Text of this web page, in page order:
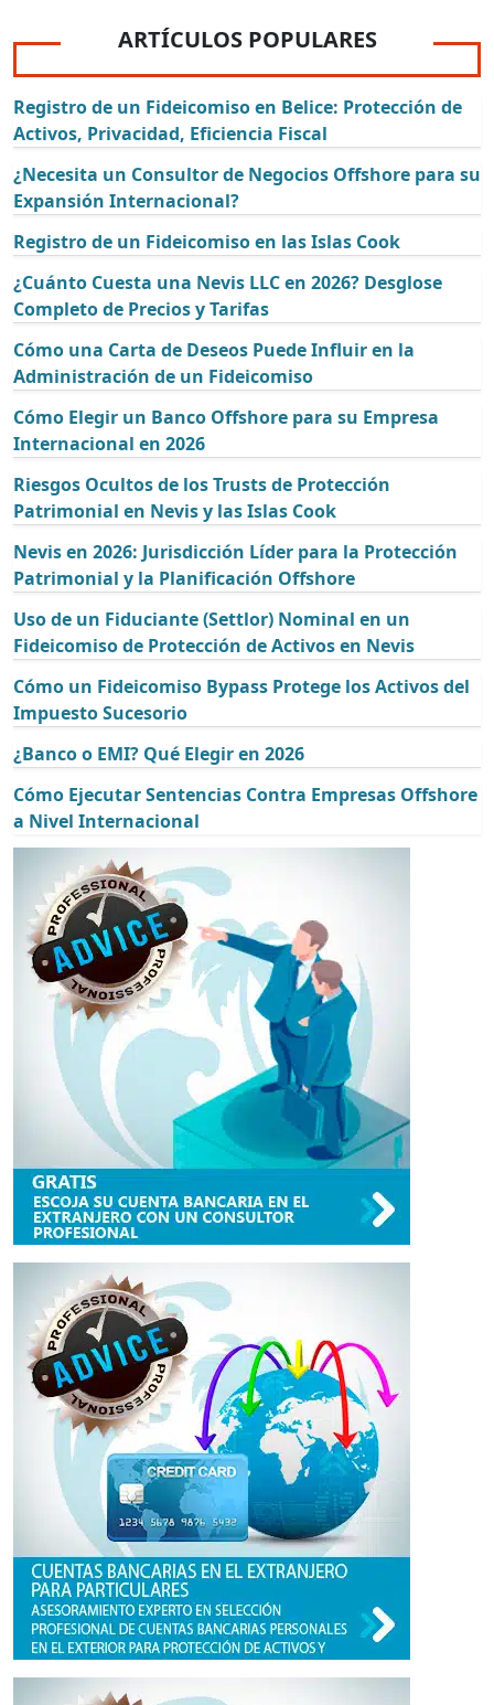
ARTÍCULOS POPULARES
Registro de un Fideicomiso en Belice: Protección de
Activos, Privacidad, Eficiencia Fiscal
¿Necesita un Consultor de Negocios Offshore para su
Expansión Internacional?
Registro de un Fideicomiso en las Islas Cook
¿Cuánto Cuesta una Nevis LLC en 2026? Desglose
Completo de Precios y Tarifas
Cómo una Carta de Deseos Puede Influir en la
Administración de un Fideicomiso
Cómo Elegir un Banco Offshore para su Empresa
Internacional en 2026
Riesgos Ocultos de los Trusts de Protección
Patrimonial en Nevis y las Islas Cook
Nevis en 2026: Jurisdicción Líder para la Protección
Patrimonial y la Planificación Offshore
Uso de un Fiduciante (Settlor) Nominal en un
Fideicomiso de Protección de Activos en Nevis
Cómo un Fideicomiso Bypass Protege los Activos del
Impuesto Sucesorio
¿Banco o EMI? Qué Elegir en 2026
Cómo Ejecutar Sentencias Contra Empresas Offshore
a Nivel Internacional